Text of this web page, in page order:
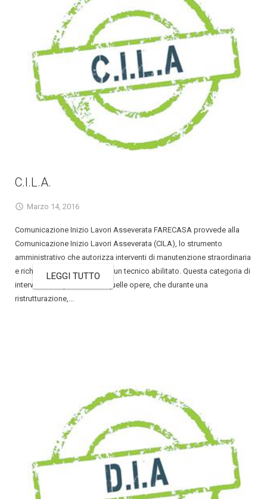
C.I.L.A.
Marzo 14, 2016
Comunicazione Inizio Lavori Asseverata FARECASA provvede alla
Comunicazione Inizio Lavori Asseverata (CILA), lo strumento
amministrativo che autorizza interventi di manutenzione straordinaria
e richiede l’asseverazione di un tecnico abilitato. Questa categoria di
interventi comprende tutte quelle opere, che durante una
ristrutturazione,...
LEGGI TUTTO